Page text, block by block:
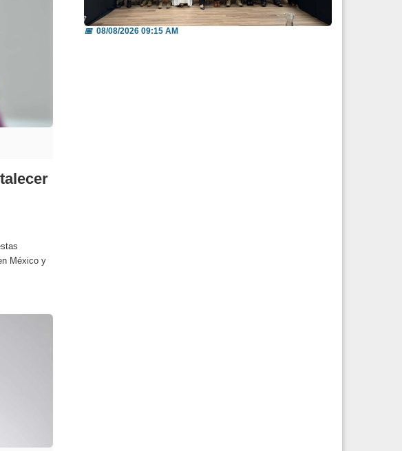
México y
información para b...
📅08/08/2026 09:15 AM